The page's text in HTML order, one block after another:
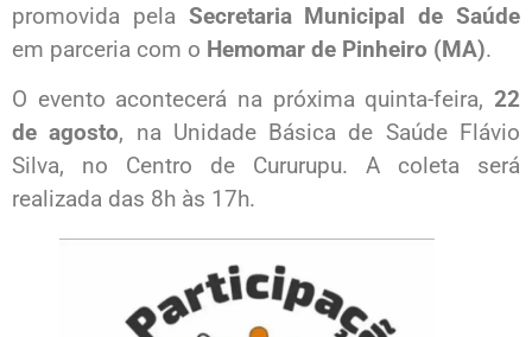
promovida pela Secretaria Municipal de Saúde
em parceria com o Hemomar de Pinheiro (MA).
O evento acontecerá na próxima quinta-feira, 22
de agosto, na Unidade Básica de Saúde Flávio
Silva, no Centro de Cururupu. A coleta será
realizada das 8h às 17h.